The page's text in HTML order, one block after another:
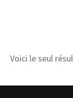
Voici le seul